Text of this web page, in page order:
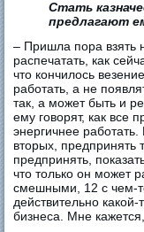
Стать
предлагают
– Пришла пора взять
распечатать, как
что кончилось
работать, а не
так, а может быть и
ему говорят, как все
энергичнее
вторых, предпринять
предпринять,
что только он может
смешными, 12 с чем-
действительно
бизнеса. Мне